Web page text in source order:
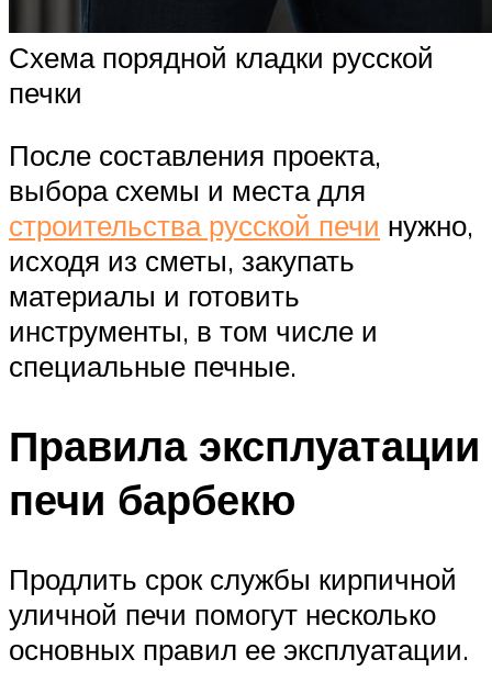
Схема порядной кладки русской
печки
После составления проекта,
выбора схемы и места для
строительства русской печи нужно,
исходя из сметы, закупать
материалы и готовить
инструменты, в том числе и
специальные печные.
Правила эксплуатации
печи барбекю
Продлить срок службы кирпичной
уличной печи помогут несколько
основных правил ее эксплуатации.